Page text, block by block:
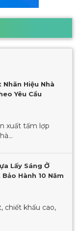
Hiệu Nhà
Yêu Cầu
xuất tấm lợp
Lấy Sáng Ở
Hành 10 Năm
chiết khấu cao,